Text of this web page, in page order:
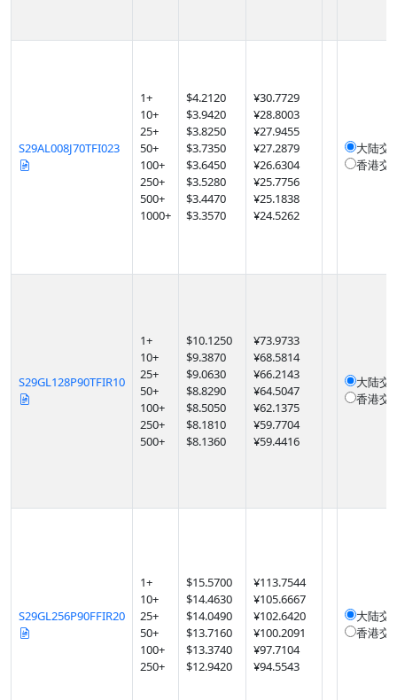
S29AL008J70TFI023
1+
10+
25+
50+
100+
250+
500+
1000+
$4.2120
$3.9420
$3.8250
$3.7350
$3.6450
$3.5280
$3.4470
$3.3570
¥30.7729
¥28.8003
¥27.9455
¥27.2879
¥26.6304
¥25.7756
¥25.1838
¥24.5262
大陆交
香港交
S29GL128P90TFIR10
1+
10+
25+
50+
100+
250+
500+
$10.1250
$9.3870
$9.0630
$8.8290
$8.5050
$8.1810
$8.1360
¥73.9733
¥68.5814
¥66.2143
¥64.5047
¥62.1375
¥59.7704
¥59.4416
大陆交
香港交
S29GL256P90FFIR20
1+
10+
25+
50+
100+
250+
$15.5700
$14.4630
$14.0490
$13.7160
$13.3740
$12.9420
¥113.7544
¥105.6667
¥102.6420
¥100.2091
¥97.7104
¥94.5543
大陆交
香港交